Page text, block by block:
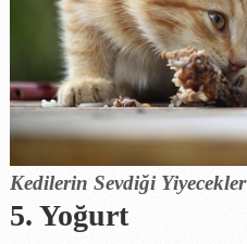
Kedilerin Sevdiği Yiyecekler
5. Yoğurt